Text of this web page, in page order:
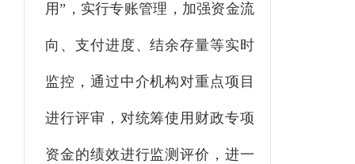
用”，实行专账管理，加强资金流
向、支付进度、结余存量等实时
监控，通过中介机构对重点项目
进行评审，对统筹使用财政专项
资金的绩效进行监测评价，进一